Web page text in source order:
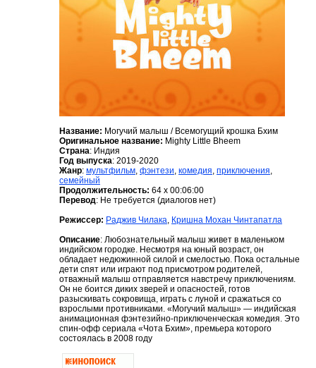
Название: Могучий малыш / Всемогущий крошка Бхим
Оригинальное название: Mighty Little Bheem
Страна: Индия
Год выпуска: 2019-2020
Жанр: мультфильм, фэнтези, комедия, приключения,
семейный
Продолжительность: 64 x 00:06:00
Перевод: Не требуется (диалогов нет)
Режиссер: Раджив Чилака, Кришна Мохан Чинтапатла
Описание: Любознательный малыш живет в маленьком
индийском городке. Несмотря на юный возраст, он
обладает недюжинной силой и смелостью. Пока остальные
дети спят или играют под присмотром родителей,
отважный малыш отправляется навстречу приключениям.
Он не боится диких зверей и опасностей, готов
разыскивать сокровища, играть с луной и сражаться со
взрослыми противниками. «Могучий малыш» — индийская
анимационная фэнтезийно-приключенческая комедия. Это
спин-офф сериала «Чота Бхим», премьера которого
состоялась в 2008 году